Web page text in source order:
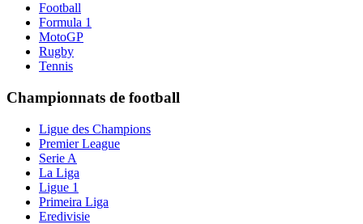
Football
Formula 1
MotoGP
Rugby
Tennis
Championnats de football
Ligue des Champions
Premier League
Serie A
La Liga
Ligue 1
Primeira Liga
Eredivisie